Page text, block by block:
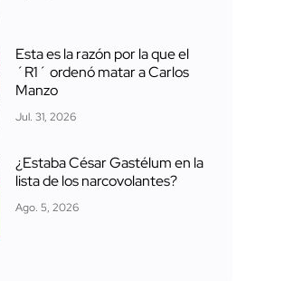
Esta es la razón por la que el
´R1´ ordenó matar a Carlos
Manzo
Jul. 31, 2026
¿Estaba César Gastélum en la
lista de los narcovolantes?
Ago. 5, 2026